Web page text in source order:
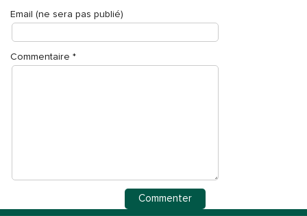
Email (ne sera pas publié)
Commentaire *